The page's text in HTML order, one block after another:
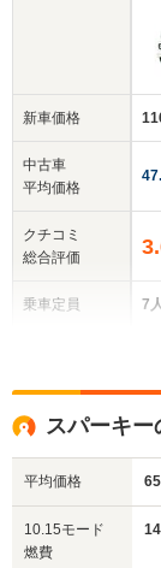
新車価格
中古車
平均価格
クチコミ
総合評価
乗車定員
サイズ
(全長x全幅x全高)
7人
スパーキー
平均価格
10.15モード
燃費